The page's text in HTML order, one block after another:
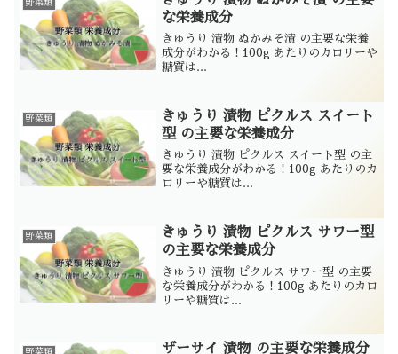
野菜類
な栄養成分
きゅうり 漬物 ぬかみそ漬 の主要な栄養
成分がわかる！100g あたりのカロリーや
糖質は...
野菜類
きゅうり 漬物 ピクルス スイート
型 の主要な栄養成分
きゅうり 漬物 ピクルス スイート型 の主
要な栄養成分がわかる！100g あたりのカ
ロリーや糖質は...
野菜類
きゅうり 漬物 ピクルス サワー型
の主要な栄養成分
きゅうり 漬物 ピクルス サワー型 の主要
な栄養成分がわかる！100g あたりのカロ
リーや糖質は...
野菜類 ザーサイ 漬物 の主要な栄養成分